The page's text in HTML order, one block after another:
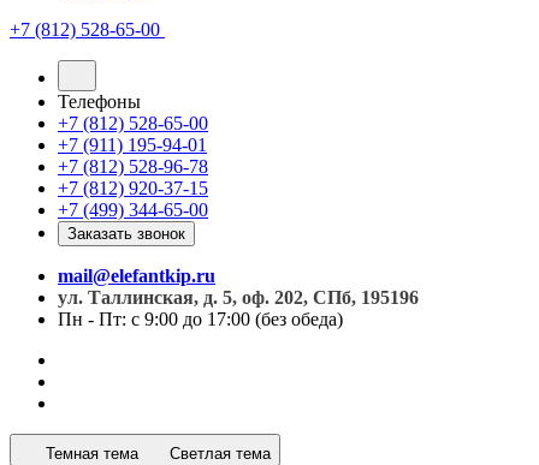
+7 (812) 528-65-00
Телефоны
+7 (812) 528-65-00
+7 (911) 195-94-01
+7 (812) 528-96-78
+7 (812) 920-37-15
+7 (499) 344-65-00
Заказать звонок
mail@elefantkip.ru
ул. Таллинская, д. 5, оф. 202, СПб, 195196
Пн - Пт: с 9:00 до 17:00 (без обеда)
Темная тема Светлая тема